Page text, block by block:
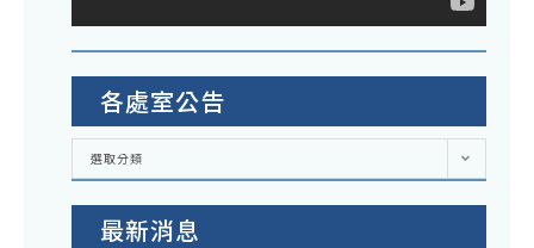
各處室公告
各
室
選取分類
最新消息